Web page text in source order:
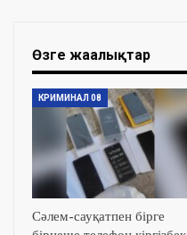
Өзге жаңалықтар
КРИМИНАЛ 08
Сәлем-сауқатпен бірге